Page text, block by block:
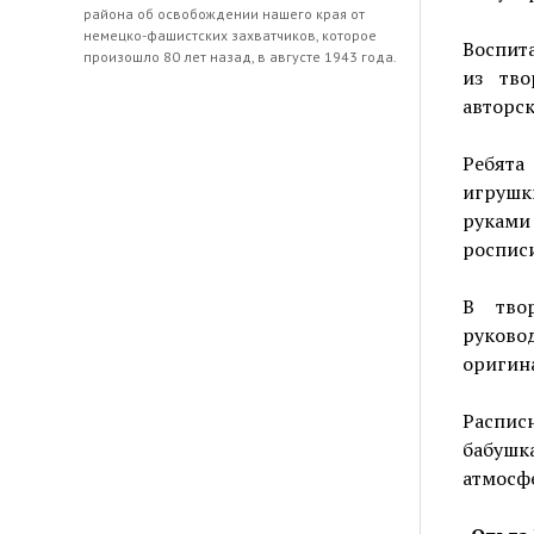
района об освобождении нашего края от
немецко-фашистских захватчиков, которое
произошло 80 лет назад, в августе 1943 года.
из
В